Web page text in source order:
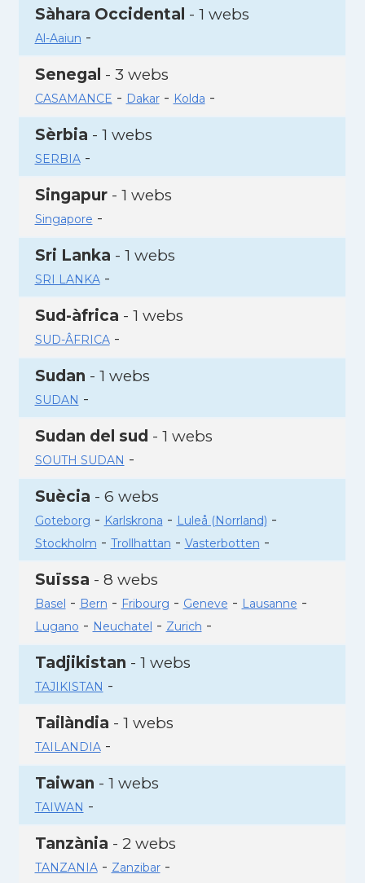
Sàhara Occidental - 1 webs
Al-Aaiun -
Senegal - 3 webs
CASAMANCE - Dakar- Kolda -
Sèrbia - 1 webs
SERBIA-
Singapur- 1 webs
Singapore -
Sri Lanka - 1 webs
SRI LANKA-
Sud-àfrica - 1 webs
SUD-ÂFRICA-
Sudan - 1 webs
SUDAN -
Sudan del sud - 1 webs
SOUTH SUDAN -
Suècia - 6 webs
Goteborg - Karlskrona - Luleå (Norrland) -
Stockholm - Trollhattan - Vasterbotten -
Suïssa - 8 webs
Basel - Bern - Fribourg - Geneve - Lausanne -
Lugano - Neuchatel - Zurich -
Tadjikistan - 1 webs
TAJIKISTAN -
Tailàndia - 1 webs
TAILANDIA-
Taiwan - 1 webs
TAIWAN -
Tanzània - 2 webs
TANZANIA- Zanzibar-